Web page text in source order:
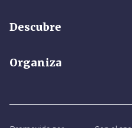
Descubre
Organiza